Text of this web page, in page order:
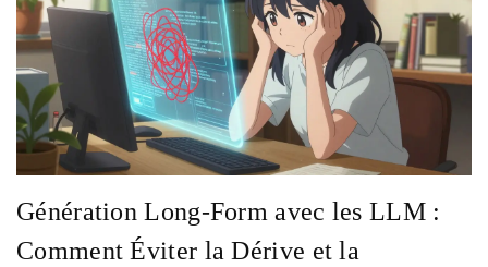
Génération Long-Form avec les LLM :
Comment Éviter la Dérive et la